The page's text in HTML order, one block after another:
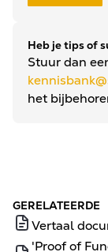
Heb je tips of
Stuur dan
het
GERELATEERDE
Vertaal
'Proof of